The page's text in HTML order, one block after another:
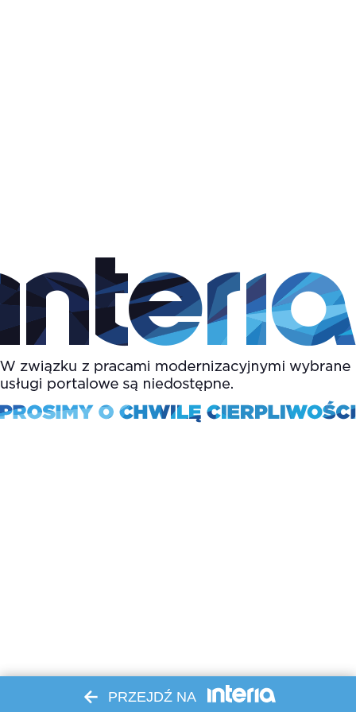
PRZEJDŹ NA